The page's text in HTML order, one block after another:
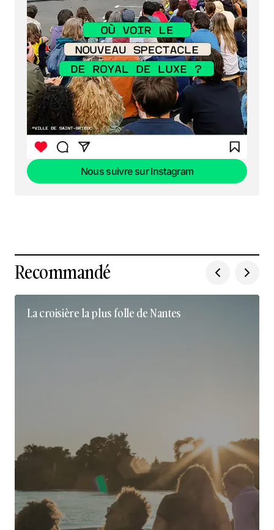
Nous suivre sur Instagram
Recommandé
La croisière la plus folle de Nantes